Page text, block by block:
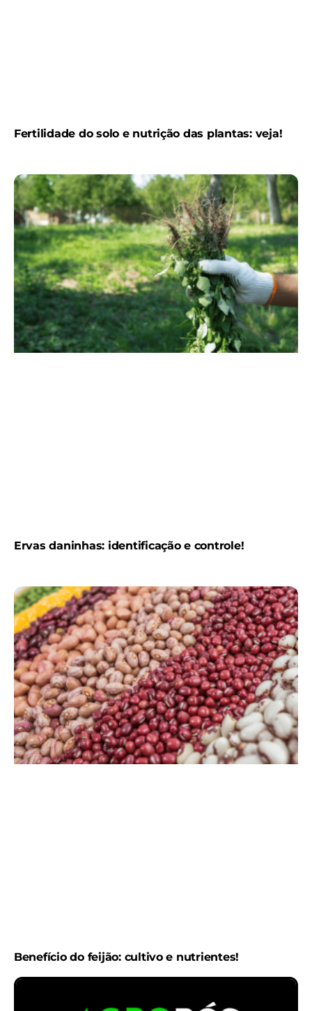
Fertilidade do solo e nutrição das plantas: veja!
Ervas daninhas: identificação e controle!
Benefício do feijão: cultivo e nutrientes!